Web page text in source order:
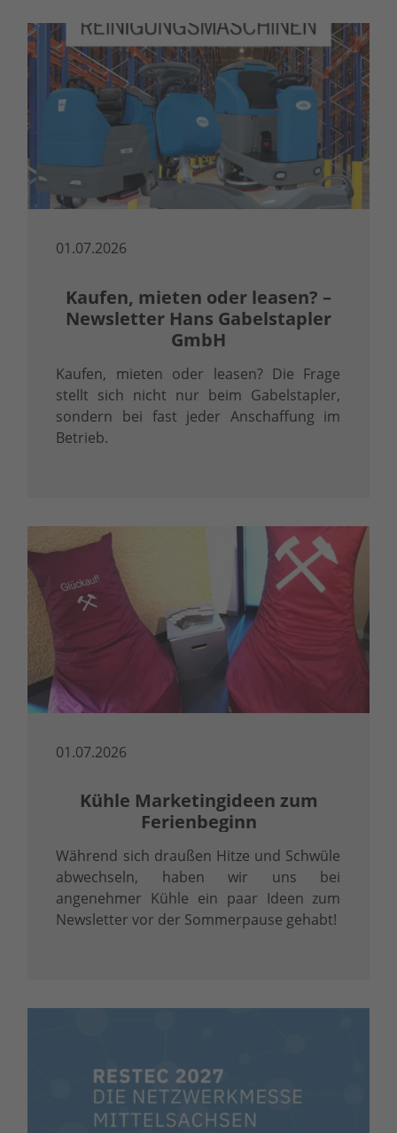
01.07.2026
Kaufen, mieten oder leasen? –
Newsletter Hans Gabelstapler
GmbH
Kaufen, mieten oder leasen? Die Frage
stellt sich nicht nur beim Gabelstapler,
sondern bei fast jeder Anschaffung im
Betrieb.
01.07.2026
Kühle Marketingideen zum
Ferienbeginn
Während sich draußen Hitze und Schwüle
abwechseln, haben wir uns bei
angenehmer Kühle ein paar Ideen zum
Newsletter vor der Sommerpause gehabt!